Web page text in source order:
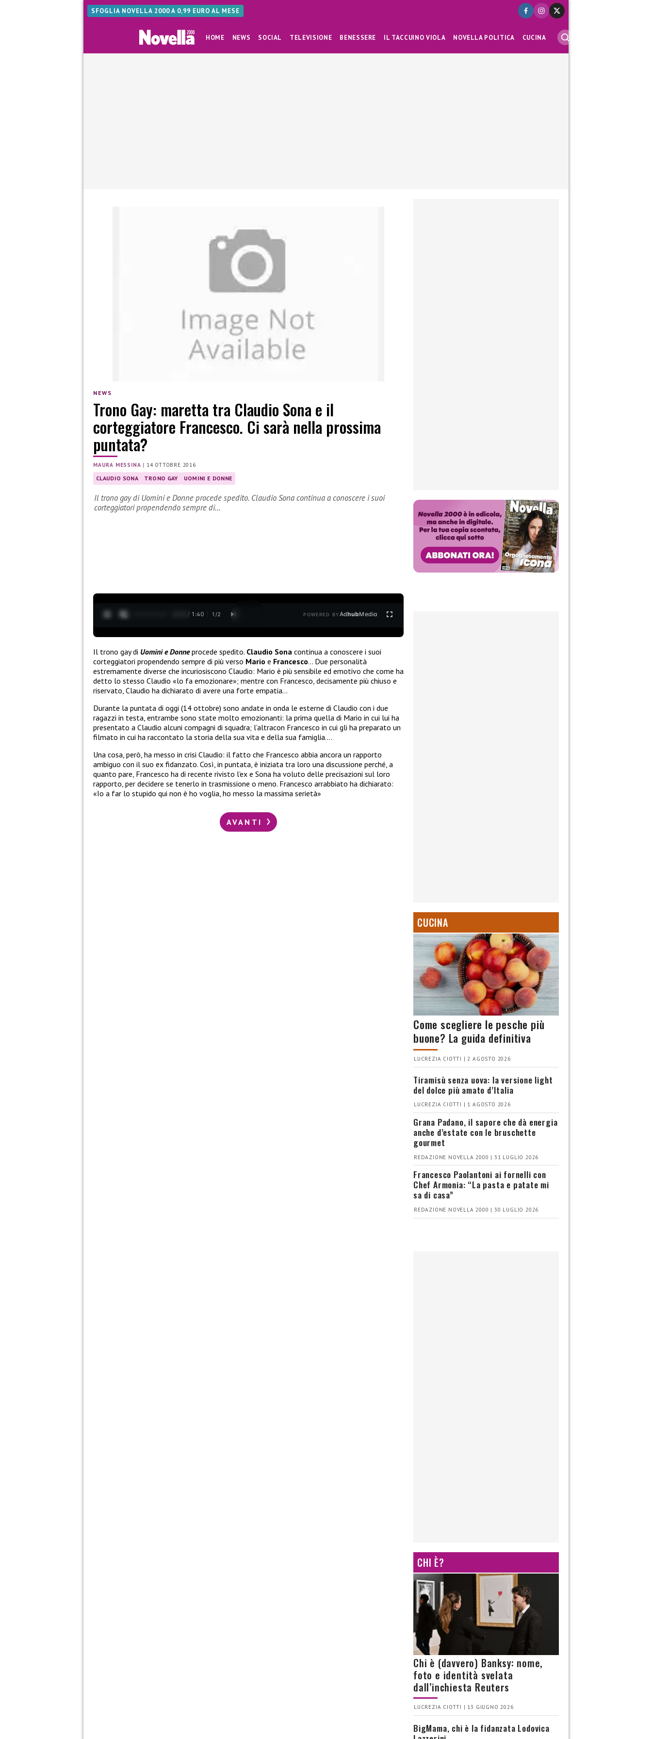
SFOGLIA NOVELLA 2000 A 0,99 EURO AL MESE
HOME NEWS SOCIAL TELEVISIONE BENESSERE IL TACCUINO VIOLA NOVELLA POLITICA CUCINA
NEWS
Trono Gay: maretta tra Claudio Sona e il
corteggiatore Francesco. Ci sarà nella prossima
puntata?
MAURA MESSINA | 14 OTTOBRE 2016
CLAUDIO SONA TRONO GAY UOMINI E DONNE
Il trono gay di Uomini e Donne procede spedito. Claudio Sona continua a conoscere i suoi
corteggiatori propendendo sempre di…
0:13 / 1:40 1 /2 POWERED BYAdhubMedia
Il trono gay di Uomini e Donneprocede spedito. Claudio Sona continua a conoscere i suoi
corteggiatori propendendo sempre di più verso Mario e Francesco… Due personalità
estremamente diverse che incuriosiscono Claudio: Mario è più sensibile ed emotivo che come ha
detto lo stesso Claudio «lo fa emozionare»; mentre con Francesco, decisamente più chiuso e
riservato, Claudio ha dichiarato di avere una forte empatia…
Durante la puntata di oggi (14 ottobre) sono andate in onda le esterne di Claudio con i due
ragazzi in testa, entrambe sono state molto emozionanti: la prima quella di Mario in cui lui ha
presentato a Claudio alcuni compagni di squadra; l’altracon Francesco in cui gli ha preparato un
filmato in cui ha raccontato la storia della sua vita e della sua famiglia….
Una cosa, però, ha messo in crisi Claudio: il fatto che Francesco abbia ancora un rapporto
ambiguo con il suo ex fidanzato. Così, in puntata, è iniziata tra loro una discussione perché, a
quanto pare, Francesco ha di recente rivisto l’ex e Sona ha voluto delle precisazioni sul loro
rapporto, per decidere se tenerlo in trasmissione o meno. Francesco arrabbiato ha dichiarato:
«Io a far lo stupido qui non è ho voglia, ho messo la massima serietà»
AVANTI
CUCINA
Come scegliere le pesche più
buone? La guida definitiva
LUCREZIA CIOTTI | 2 AGOSTO 2026
Tiramisù senza uova: la versione light
del dolce più amato d’Italia
LUCREZIA CIOTTI | 1 AGOSTO 2026
Grana Padano, il sapore che dà energia
anche d’estate con le bruschette
gourmet
REDAZIONE NOVELLA 2000 | 31 LUGLIO 2026
Francesco Paolantoni ai fornelli con
Chef Armonia: “La pasta e patate mi
sa di casa”
REDAZIONE NOVELLA 2000 | 30 LUGLIO 2026
CHI È?
Chi è (davvero) Banksy: nome,
foto e identità svelata
dall’inchiesta Reuters
LUCREZIA CIOTTI | 13 GIUGNO 2026
BigMama, chi è la fidanzata Lodovica